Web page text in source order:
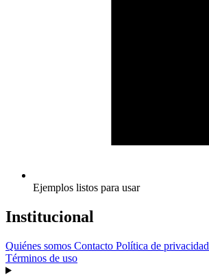
Ejemplos listos para usar
Institucional
Quiénes somos Contacto Política de privacidad
Términos de uso